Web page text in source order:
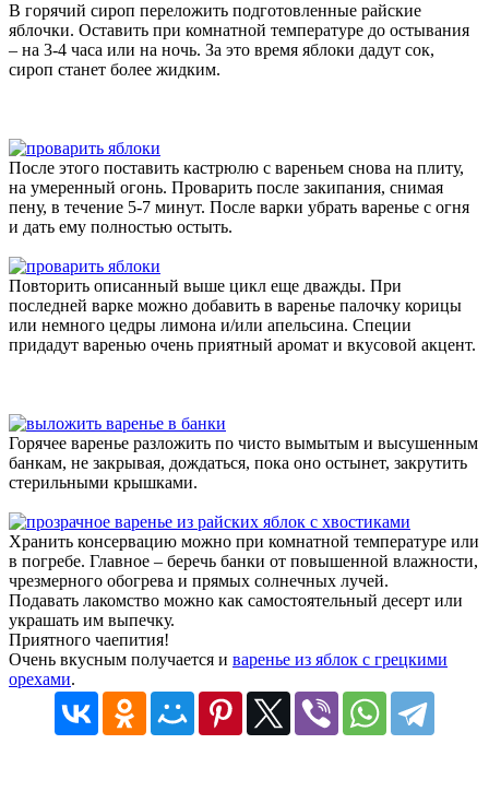
В горячий сироп переложить подготовленные райские
яблочки. Оставить при комнатной температуре до остывания
– на 3-4 часа или на ночь. За это время яблоки дадут сок,
сироп станет более жидким.
После этого поставить кастрюлю с вареньем снова на плиту,
на умеренный огонь. Проварить после закипания, снимая
пену, в течение 5-7 минут. После варки убрать варенье с огня
и дать ему полностью остыть.
Повторить описанный выше цикл еще дважды. При
последней варке можно добавить в варенье палочку корицы
или немного цедры лимона и/или апельсина. Специи
придадут варенью очень приятный аромат и вкусовой акцент.
Горячее варенье разложить по чисто вымытым и высушенным
банкам, не закрывая, дождаться, пока оно остынет, закрутить
стерильными крышками.
Хранить консервацию можно при комнатной температуре или
в погребе. Главное – беречь банки от повышенной влажности,
чрезмерного обогрева и прямых солнечных лучей.
Подавать лакомство можно как самостоятельный десерт или
украшать им выпечку.
Приятного чаепития!
Очень вкусным получается и варенье из яблок с грецкими
орехами.